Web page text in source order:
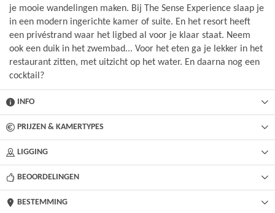
je mooie wandelingen maken. Bij The Sense Experience slaap je
in een modern ingerichte kamer of suite. En het resort heeft
een privéstrand waar het ligbed al voor je klaar staat. Neem
ook een duik in het zwembad... Voor het eten ga je lekker in het
restaurant zitten, met uitzicht op het water. En daarna nog een
cocktail?
INFO
PRIJZEN & KAMERTYPES
LIGGING
BEOORDELINGEN
BESTEMMING